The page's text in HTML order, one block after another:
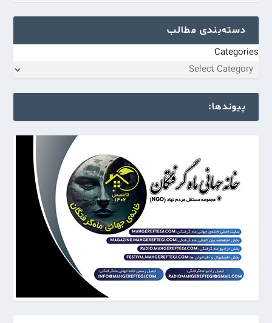
دسته‌بندی مطالب
Categories
پیوندها: